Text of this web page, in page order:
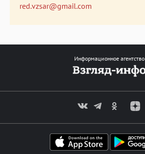
red.vzsar@gmail.com
Информационное агентство